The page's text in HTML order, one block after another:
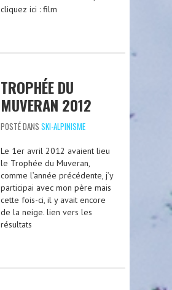
cliquez ici : film
TROPHÉE DU
MUVERAN 2012
POSTÉ DANS SKI-ALPINISME
Le 1er avril 2012 avaient lieu
le Trophée du Muveran,
comme l’année précédente, j’y
participai avec mon père mais
cette fois-ci, il y avait encore
de la neige. lien vers les
résultats